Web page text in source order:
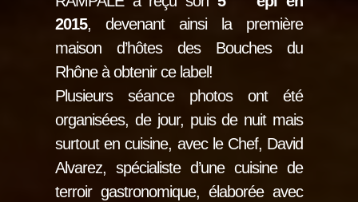
2015, devenant ainsi la première
maison d’hôtes des Bouches du
Rhône à obtenir ce label!
Plusieurs séance photos ont été
organisées, de jour, puis de nuit mais
surtout en cuisine, avec le Chef, David
Alvarez, spécialiste d’une cuisine de
terroir gastronomique, élaborée avec